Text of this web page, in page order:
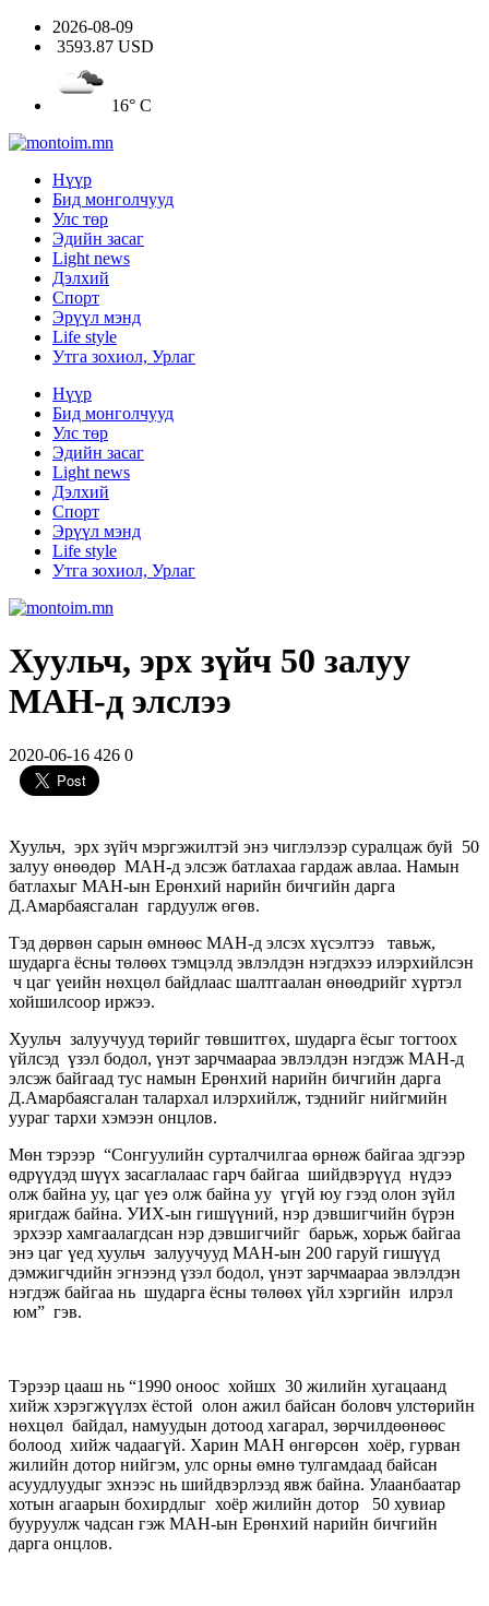
2026-08-09
3593.87 USD
16° C
Нүүр
Бид монголчууд
Улс төр
Эдийн засаг
Light news
Дэлхий
Спорт
Эрүүл мэнд
Life style
Утга зохиол, Урлаг
Нүүр
Бид монголчууд
Улс төр
Эдийн засаг
Light news
Дэлхий
Спорт
Эрүүл мэнд
Life style
Утга зохиол, Урлаг
Хуульч, эрх зүйч 50 залуу
МАН-д элслээ
2020-06-16 426 0
Хуульч, эрх зүйч мэргэжилтэй энэ чиглэлээр суралцаж буй 50
залуу өнөөдөр МАН-д элсэж батлахаа гардаж авлаа. Намын
батлахыг МАН-ын Ерөнхий нарийн бичгийн дарга
Д.Амарбаясгалан гардуулж өгөв.
Тэд дөрвөн сарын өмнөөс МАН-д элсэх хүсэлтээ тавьж,
шударга ёсны төлөөх тэмцэлд эвлэлдэн нэгдэхээ илэрхийлсэн
ч цаг үеийн нөхцөл байдлаас шалтгаалан өнөөдрийг хүртэл
хойшилсоор иржээ.
Хуульч залуучууд төрийг төвшитгөх, шударга ёсыг тогтоох
үйлсэд үзэл бодол, үнэт зарчмаараа эвлэлдэн нэгдэж МАН-д
элсэж байгаад тус намын Ерөнхий нарийн бичгийн дарга
Д.Амарбаясгалан талархал илэрхийлж, тэднийг нийгмийн
уураг тархи хэмээн онцлов.
Мөн тэрээр “Сонгуулийн сурталчилгаа өрнөж байгаа эдгээр
өдрүүдэд шүүх засаглалаас гарч байгаа шийдвэрүүд нүдээ
олж байна уу, цаг үеэ олж байна уу үгүй юу гээд олон зүйл
яригдаж байна. УИХ-ын гишүүний, нэр дэвшигчийн бүрэн
эрхээр хамгаалагдсан нэр дэвшигчийг барьж, хорьж байгаа
энэ цаг үед хуульч залуучууд МАН-ын 200 гаруй гишүүд
дэмжигчдийн эгнээнд үзэл бодол, үнэт зарчмаараа эвлэлдэн
нэгдэж байгаа нь шударга ёсны төлөөх үйл хэргийн илрэл
юм” гэв.
Тэрээр цааш нь “1990 оноос хойшх 30 жилийн хугацаанд
хийж хэрэгжүүлэх ёстой олон ажил байсан боловч улстөрийн
нөхцөл байдал, намуудын дотоод хагарал, зөрчилдөөнөөс
болоод хийж чадаагүй. Харин МАН өнгөрсөн хоёр, гурван
жилийн дотор нийгэм, улс орны өмнө тулгамдаад байсан
асуудлуудыг эхнээс нь шийдвэрлээд явж байна. Улаанбаатар
хотын агаарын бохирдлыг хоёр жилийн дотор 50 хувиар
бууруулж чадсан гэж МАН-ын Ерөнхий нарийн бичгийн
дарга онцлов.